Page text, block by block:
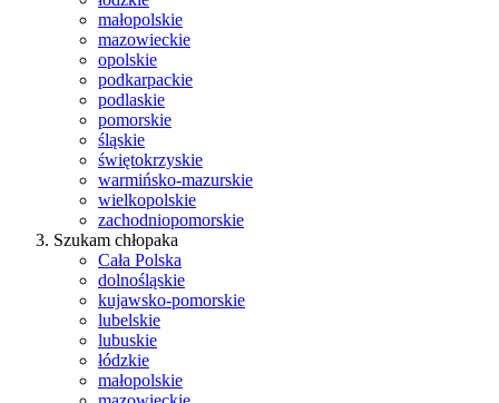
małopolskie
mazowieckie
opolskie
podkarpackie
podlaskie
pomorskie
śląskie
świętokrzyskie
warmińsko-mazurskie
wielkopolskie
zachodniopomorskie
Szukam chłopaka
Cała Polska
dolnośląskie
kujawsko-pomorskie
lubelskie
lubuskie
łódzkie
małopolskie